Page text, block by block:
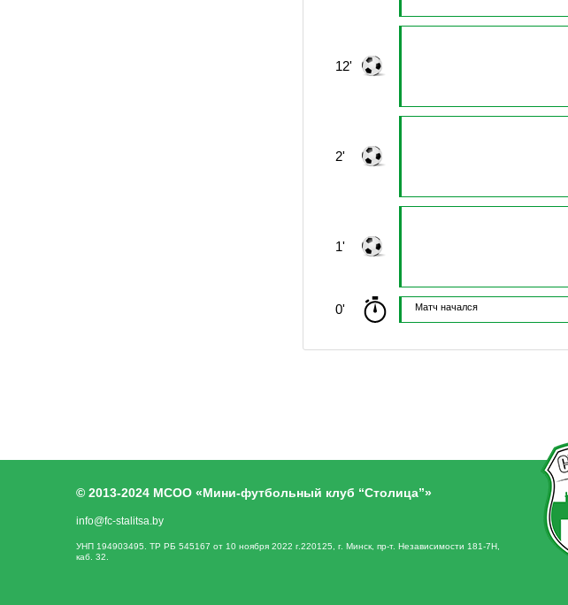
12'
2'
1'
0' Матч начался
© 2013-2024 МСОО «Мини-футбольный клуб “Столица”»
info@fc-stalitsa.by
УНП 194903495. ТР РБ 545167 от 10 ноября 2022 г.220125, г. Минск, пр-т. Независимости 181-7Н,
каб. 32.